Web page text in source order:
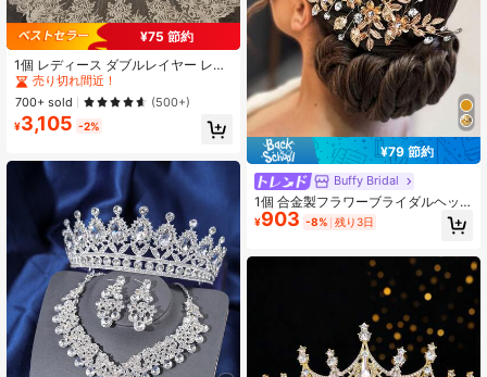
¥75 節約
1個 レディース ダブルレイヤー レー
ス ウェディングベール メタルコーム
付き、ウェディングパーティー、白
秋コーデに適しています
#1 ベストセラー
売り切れ間近！
#1 ベストセラー
売り切れ間近！
#1 ベストセラー
売り切れ間近！
#1 ベストセラー
700+ sold (500+)
¥3,105 -2%
¥79 節約
Buffy Bridal
1個 合金製フラワーブライダルヘッ
ドバンド コーム付き ウェディングヘ
アアクセサリー
¥903 -8% 残り3日